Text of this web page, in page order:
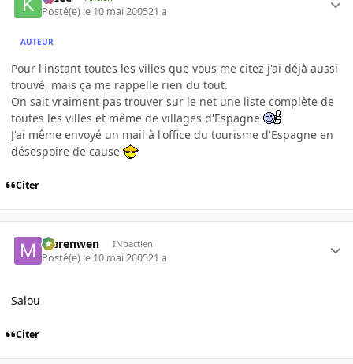
Posté(e) le 10 mai 200521 a
AUTEUR
Pour l'instant toutes les villes que vous me citez j'ai déjà aussi
trouvé, mais ça me rappelle rien du tout.
On sait vraiment pas trouver sur le net une liste complète de
toutes les villes et même de villages d'Espagne
J'ai même envoyé un mail à l'office du tourisme d'Espagne en
désespoire de cause
Citer
Merenwen INpactien
Posté(e) le 10 mai 200521 a
Salou
Citer